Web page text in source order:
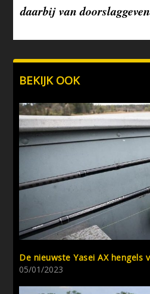
daarbij van
BEKIJK OOK
De nieuwste Yasei AX hengels
05/01/2023